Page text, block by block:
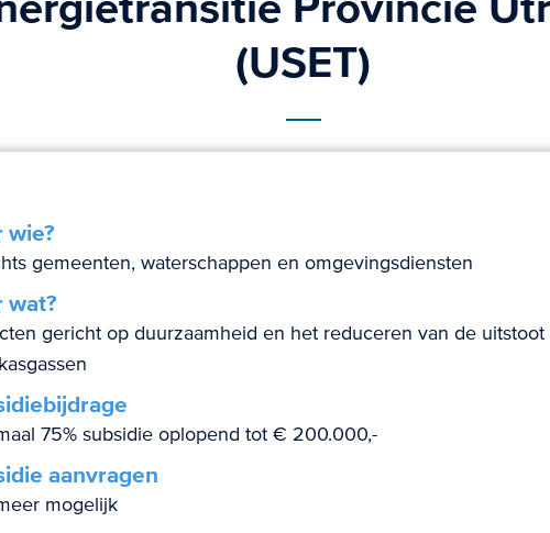
(USET)
wie?
gemeenten, waterschappen en omgevingsdiensten
wat?
gericht op duurzaamheid en het reduceren van de uitstoot
75% subsidie oplopend tot € 200.000,-
aanvragen
mogelijk